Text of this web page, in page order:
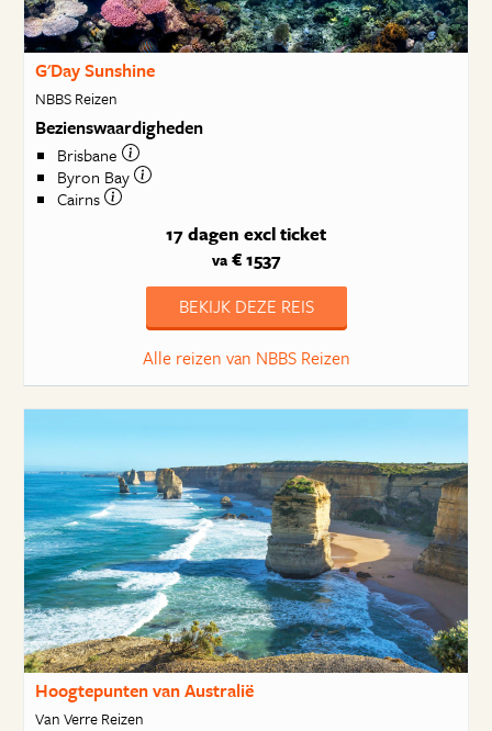
G'Day Sunshine
NBBS Reizen
Bezienswaardigheden
Brisbane
Byron Bay
Cairns
17 dagen excl ticket
va€ 1537
BEKIJK DEZE REIS
Alle reizen van NBBS Reizen
Hoogtepunten van Australië
Van Verre Reizen